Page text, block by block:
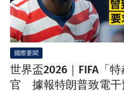
國際要聞
世界盃2026｜FIFA「
官 據報特朗普致電干